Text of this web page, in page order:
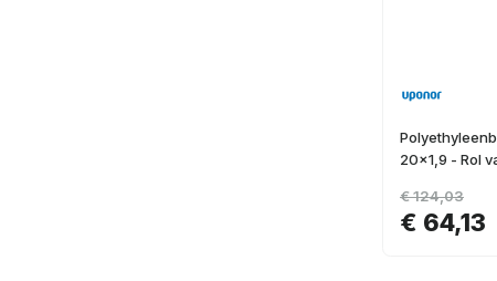
20x1,9 - Rol
€ 64,13
€ 124,03